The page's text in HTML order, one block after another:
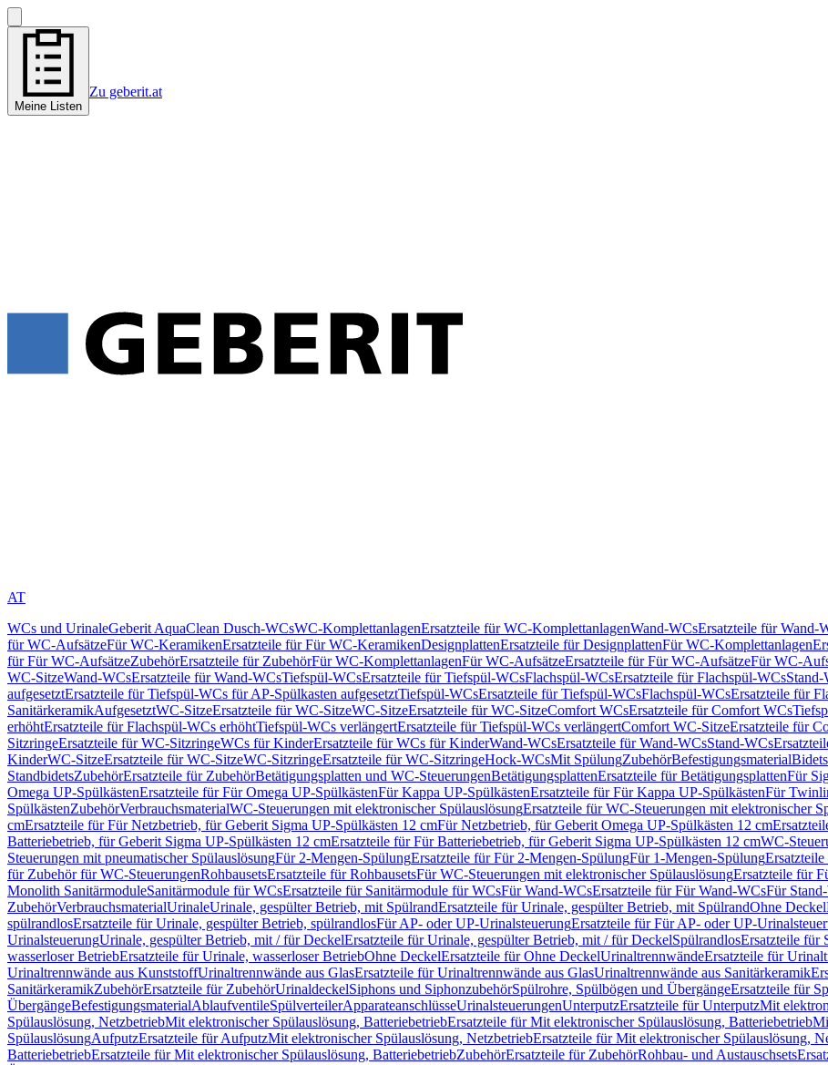
Meine Listen
Zu geberit.at
AT
WCs und UrinaleGeberit AquaClean Dusch-WCsWC-KomplettanlagenErsatzteile für WC-KomplettanlagenWand-WCsErsatzteile für Wand-
für WC-AufsätzeFür WC-KeramikenErsatzteile für Für WC-KeramikenDesignplattenErsatzteile für DesignplattenFür WC-Komplettanlagen
für Für WC-AufsätzeZubehörErsatzteile für ZubehörFür WC-KomplettanlagenFür WC-AufsätzeErsatzteile für Für WC-AufsätzeFür WC-
WC-SitzeWand-WCsErsatzteile für Wand-WCsTiefspül-WCsErsatzteile für Tiefspül-WCsFlachspül-WCsErsatzteile für Flachspül-WCsStand-
aufgesetztErsatzteile für Tiefspül-WCs für AP-Spülkasten aufgesetztTiefspül-WCsErsatzteile für Tiefspül-WCsFlachspül-WCsErsatzteile für
SanitärkeramikAufgesetztWC-SitzeErsatzteile für WC-SitzeWC-SitzeErsatzteile für WC-SitzeComfort WCsErsatzteile für Comfort WCs
erhöhtErsatzteile für Flachspül-WCs erhöhtTiefspül-WCs verlängertErsatzteile für Tiefspül-WCs verlängertComfort WC-SitzeErsatzteile für
SitzringeErsatzteile für WC-SitzringeWCs für KinderErsatzteile für WCs für KinderWand-WCsErsatzteile für Wand-WCsStand-WCs
KinderWC-SitzeErsatzteile für WC-SitzeWC-SitzringeErsatzteile für WC-SitzringeHock-WCsMit SpülungZubehörBefestigungsmaterialBidets
StandbidetsZubehörErsatzteile für ZubehörBetätigungsplatten und WC-SteuerungenBetätigungsplattenErsatzteile für BetätigungsplattenFür
Omega UP-SpülkästenErsatzteile für Für Omega UP-SpülkästenFür Kappa UP-SpülkästenErsatzteile für Für Kappa UP-SpülkästenFür
SpülkästenZubehörVerbrauchsmaterialWC-Steuerungen mit elektronischer SpülauslösungErsatzteile für WC-Steuerungen mit elektronischer
cmErsatzteile für Für Netzbetrieb, für Geberit Sigma UP-Spülkästen 12 cmFür Netzbetrieb, für Geberit Omega UP-Spülkästen 12 cm
Batteriebetrieb, für Geberit Sigma UP-Spülkästen 12 cmErsatzteile für Für Batteriebetrieb, für Geberit Sigma UP-Spülkästen 12 cmWC-
Steuerungen mit pneumatischer SpülauslösungFür 2-Mengen-SpülungErsatzteile für Für 2-Mengen-SpülungFür 1-Mengen-Spülung
für Zubehör für WC-SteuerungenRohbausetsErsatzteile für RohbausetsFür WC-Steuerungen mit elektronischer SpülauslösungErsatzteile für
Monolith SanitärmoduleSanitärmodule für WCsErsatzteile für Sanitärmodule für WCsFür Wand-WCsErsatzteile für Für Wand-WCsFür
ZubehörVerbrauchsmaterialUrinaleUrinale, gespülter Betrieb, mit SpülrandErsatzteile für Urinale, gespülter Betrieb, mit SpülrandOhne Deckel
spülrandlosErsatzteile für Urinale, gespülter Betrieb, spülrandlosFür AP- oder UP-UrinalsteuerungErsatzteile für Für AP- oder UP-
UrinalsteuerungUrinale, gespülter Betrieb, mit / für DeckelErsatzteile für Urinale, gespülter Betrieb, mit / für DeckelSpülrandlosErsatzteile für
wasserloser BetriebErsatzteile für Urinale, wasserloser BetriebOhne DeckelErsatzteile für Ohne DeckelUrinaltrennwändeErsatzteile für
Urinaltrennwände aus KunststoffUrinaltrennwände aus GlasErsatzteile für Urinaltrennwände aus GlasUrinaltrennwände aus Sanitärkeramik
SanitärkeramikZubehörErsatzteile für ZubehörUrinaldeckelSiphons und SiphonzubehörSpülrohre, Spülbögen und ÜbergängeErsatzteile für
ÜbergängeBefestigungsmaterialAblaufventileSpülverteilerApparateanschlüsseUrinalsteuerungenUnterputzErsatzteile für UnterputzMit
Spülauslösung, NetzbetriebMit elektronischer Spülauslösung, BatteriebetriebErsatzteile für Mit elektronischer Spülauslösung, Batteriebetrieb
SpülauslösungAufputzErsatzteile für AufputzMit elektronischer Spülauslösung, NetzbetriebErsatzteile für Mit elektronischer Spülauslösung,
BatteriebetriebErsatzteile für Mit elektronischer Spülauslösung, BatteriebetriebZubehörErsatzteile für ZubehörRohbau- und Austauschsets